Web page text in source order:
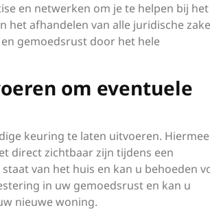
en netwerken om je te helpen bij het
het afhandelen van alle juridische
gemoedsrust door het hele
om eventuele
keuring te laten uitvoeren. Hiermee
direct zichtbaar zijn tijdens een
van het huis en kan u behoeden
in uw gemoedsrust en kan u
nieuwe woning.